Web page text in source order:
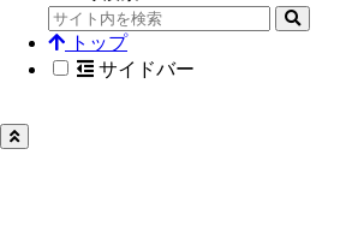
トップ
サイドバー